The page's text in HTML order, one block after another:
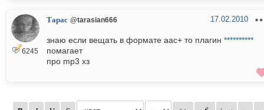
6245
Тарас @tarasian666 17.02.2010
знаю если вещать в формате aac+ то плагин **********
помагает
про mp3 хз